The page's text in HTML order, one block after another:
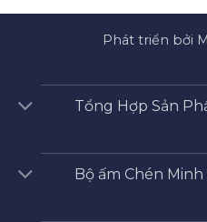
Phát triển bởi
Tổng Hợp Sản
Bộ ấm Chén Minh